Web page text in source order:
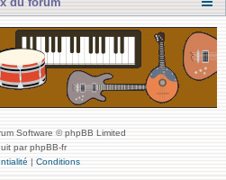
Software © phpBB Limited
par phpBB-fr
| Conditions